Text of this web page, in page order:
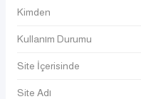
Kimden
Kullanım Durumu
Site İçerisinde
Site Adı